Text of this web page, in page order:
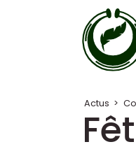
Panneau de gestion des
Actus >